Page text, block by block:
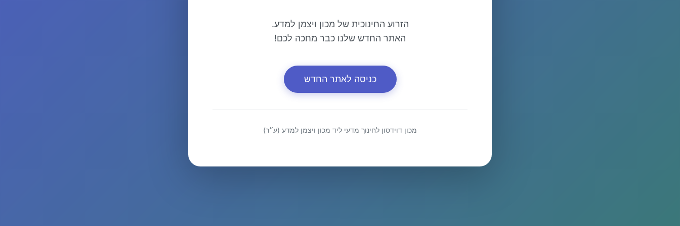
הזרוע החינוכית של מכון ויצמן למדע.
האתר החדש שלנו כבר מחכה לכם!
כניסה לאתר החדש
מכון דוידסון לחינוך מדעי ליד מכון ויצמן למדע (ע״ר)